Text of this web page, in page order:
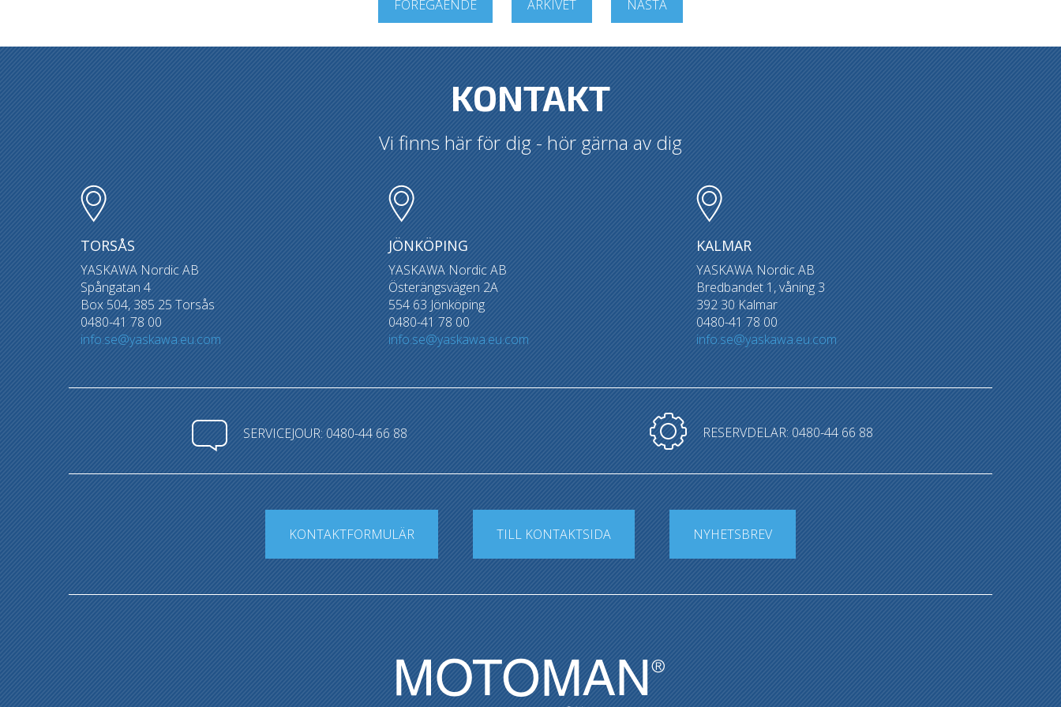
FÖREGÅENDE ARKIVET NÄSTA
KONTAKT
Vi finns här för dig - hör gärna av dig
TORSÅS
YASKAWA Nordic AB
Spångatan 4
Box 504, 385 25 Torsås
0480-41 78 00
info.se@yaskawa.eu.com
JÖNKÖPING
YASKAWA Nordic AB
Österängsvägen 2A
554 63 Jönköping
0480-41 78 00
info.se@yaskawa.eu.com
KALMAR
YASKAWA Nordic AB
Bredbandet 1, våning 3
392 30 Kalmar
0480-41 78 00
info.se@yaskawa.eu.com
SERVICEJOUR: 0480-44 66 88 RESERVDELAR: 0480-44 66 88
KONTAKTFORMULÄR TILL KONTAKTSIDA NYHETSBREV